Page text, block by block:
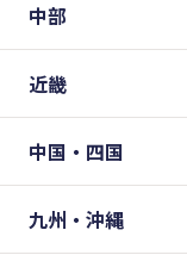
中部
近畿
中国・四国
九州・沖縄